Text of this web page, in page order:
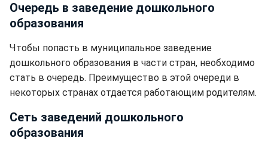
Очередь в заведение дошкольного
образования
Чтобы попасть в муниципальное заведение
дошкольного образования в части стран, необходимо
стать в очередь. Преимущество в этой очереди в
некоторых странах отдается работающим родителям.
Сеть заведений дошкольного
образования